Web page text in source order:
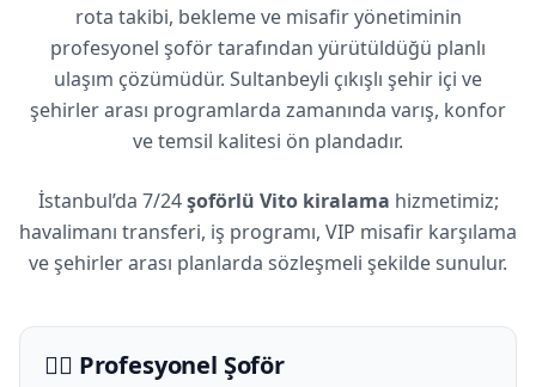
rota takibi, bekleme ve misafir yönetiminin
profesyonel şoför tarafından yürütüldüğü planlı
ulaşım çözümüdür. Sultanbeyli çıkışlı şehir içi ve
şehirler arası programlarda zamanında varış, konfor
ve temsil kalitesi ön plandadır.
İstanbul’da 7/24şoförlü Vito kiralama hizmetimiz;
havalimanı transferi, iş programı, VIP misafir karşılama
ve şehirler arası planlarda sözleşmeli şekilde sunulur.
🧑‍✈️ Profesyonel Şoför